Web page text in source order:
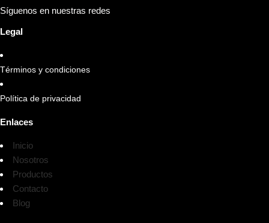
Síguenos en nuestras redes
Legal
Términos y condiciones
Política de privacidad
Enlaces
Inicio
Nosotros
Productos
Contacto
Blog